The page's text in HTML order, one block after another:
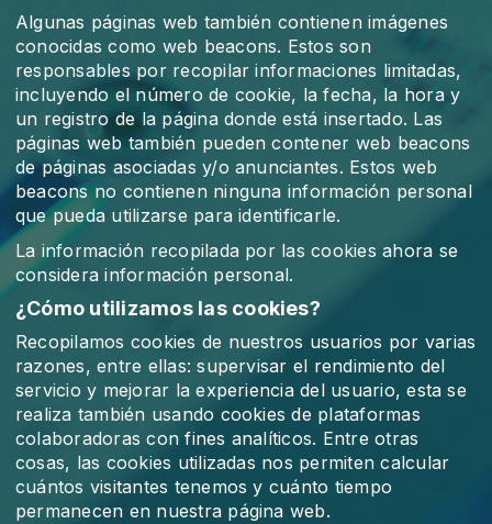
Algunas páginas web también contienen imágenes
conocidas como web beacons. Estos son
responsables por recopilar informaciones limitadas,
incluyendo el número de cookie, la fecha, la hora y
un registro de la página donde está insertado. Las
páginas web también pueden contener web beacons
de páginas asociadas y/o anunciantes. Estos web
beacons no contienen ninguna información personal
que pueda utilizarse para identificarle.
La información recopilada por las cookies ahora se
considera información personal.
¿Cómo utilizamos las cookies?
Recopilamos cookies de nuestros usuarios por varias
razones, entre ellas: supervisar el rendimiento del
servicio y mejorar la experiencia del usuario, esta se
realiza también usando cookies de plataformas
colaboradoras con fines analíticos. Entre otras
cosas, las cookies utilizadas nos permiten calcular
cuántos visitantes tenemos y cuánto tiempo
permanecen en nuestra página web.